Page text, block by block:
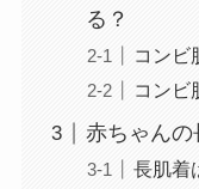
る？
コンビ
コンビ
赤ちゃんの
長肌着